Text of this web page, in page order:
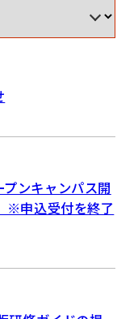
プンキャンパス開
※申込受付を終了